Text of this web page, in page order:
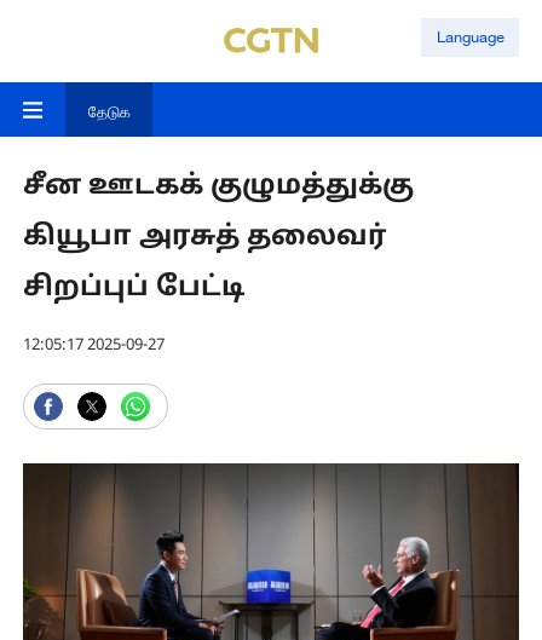
Language
தேடுக
சீன ஊடகக் குழுமத்துக்கு
கியூபா அரசுத் தலைவர்
சிறப்புப் பேட்டி
12:05:17 2025-09-27